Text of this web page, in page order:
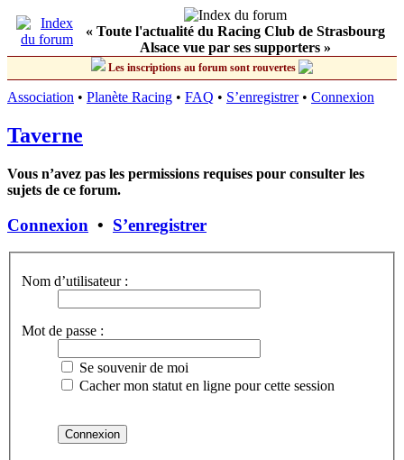
« Toute l'actualité du Racing Club de Strasbourg
Alsace vue par ses supporters »
Les inscriptions au forum sont rouvertes
Association • Planète Racing • FAQ • S’enregistrer• Connexion
Taverne
Vous n’avez pas les permissions requises pour consulter les
sujets de ce forum.
Connexion • S’enregistrer
Nom d’utilisateur :
Mot de passe :
Se souvenir de moi
Cacher mon statut en ligne pour cette session